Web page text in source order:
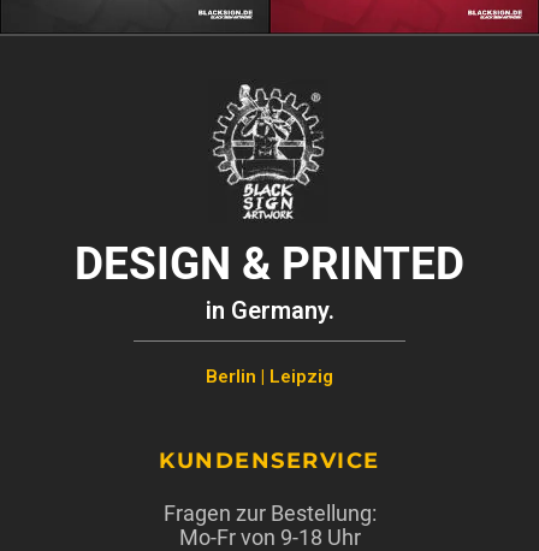
DESIGN & PRINTED
in Germany.
Berlin | Leipzig
KUNDENSERVICE
Fragen zur Bestellung:
Mo-Fr von 9-18 Uhr